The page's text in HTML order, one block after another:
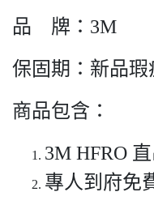
品 牌：3M
保固期：新品瑕
商品包含：
3M HFRO
專人到府免